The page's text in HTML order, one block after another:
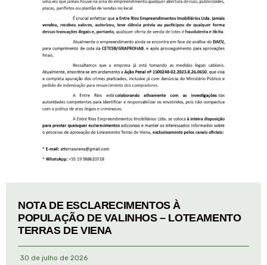
NOTA DE ESCLARECIMENTOS À
POPULAÇÃO DE VALINHOS – LOTEAMENTO
TERRAS DE VIENA
30 de julho de 2026